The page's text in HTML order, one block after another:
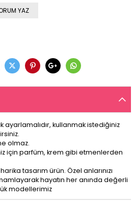
YAZ
ayarlamalıdır, kullanmak istediğiniz
olmaz.
için parfüm, krem gibi etmenlerden
tasarım ürün. Özel anlarınızı
hayatın her anında değerli
modellerimiz